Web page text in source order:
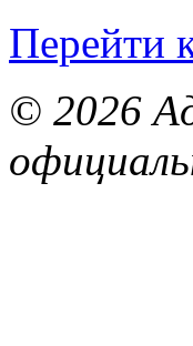
Перейти
© 2026